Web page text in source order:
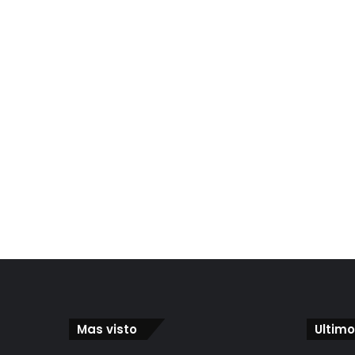
Mas visto Ultimo